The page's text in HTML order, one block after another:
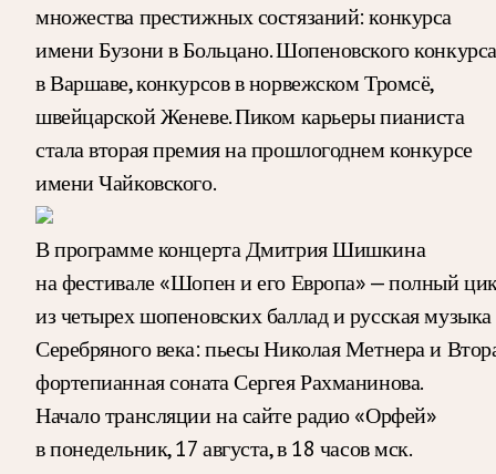
множества престижных состязаний: конкурса
имени Бузони в Больцано. Шопеновского конкурса
в Варшаве, конкурсов в норвежском Тромсё,
швейцарской Женеве. Пиком карьеры пианиста
стала вторая премия на прошлогоднем конкурсе
имени Чайковского.
В программе концерта Дмитрия Шишкина
на фестивале «Шопен и его Европа» — полный
из четырех шопеновских баллад и русская музыка
Серебряного века: пьесы Николая Метнера и
фортепианная соната Сергея Рахманинова.
Начало трансляции на сайте радио «Орфей»
в понедельник, 17 августа, в 18 часов мск.